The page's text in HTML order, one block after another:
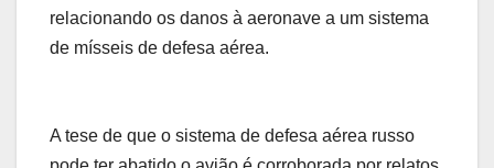
relacionando os danos à aeronave a um sistema
de mísseis de defesa aérea.
A tese de que o sistema de defesa aérea russo